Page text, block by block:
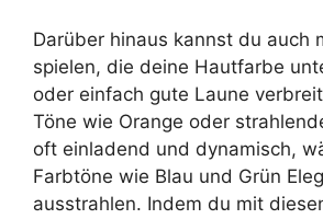
Darüber hinaus kannst du auch
spielen, die deine Hautfarbe
oder einfach gute Laune
Töne wie Orange oder
oft einladend und dynamisch,
Farbtöne wie Blau und Grün
ausstrahlen. Indem du mit